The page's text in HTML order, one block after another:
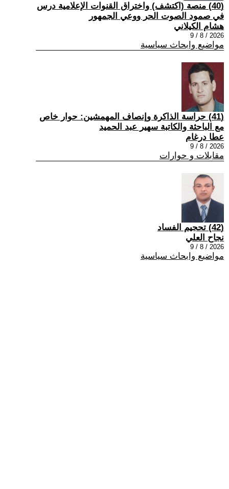
(40) منصة (اكتشف) واختراق القنوات الإعلامية درس
في صمود الصوت الحر ووعي الجمهور
هشام الكيلاني
2026 / 8 / 9
مواضيع وابحاث سياسية
(41) حراسة الذاكرة وإنصاف المهمشين: حوار خاص
مع الباحثة والكاتبة سهير عبد الحميد
عطا درغام
2026 / 8 / 9
مقابلات و حوارات
(42) تحجيم الفساد
نجاح العلي
2026 / 8 / 9
مواضيع وابحاث سياسية